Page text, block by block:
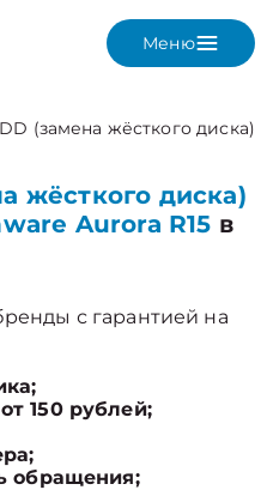
Меню
(замена жёсткого диска)
жёсткого диска)
Aurora R15 в
с гарантией на
150 рублей;
обращения;